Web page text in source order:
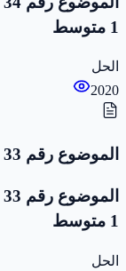
1 متوسط
الحل
2020
الموضوع رقم 33
1 متوسط
الحل